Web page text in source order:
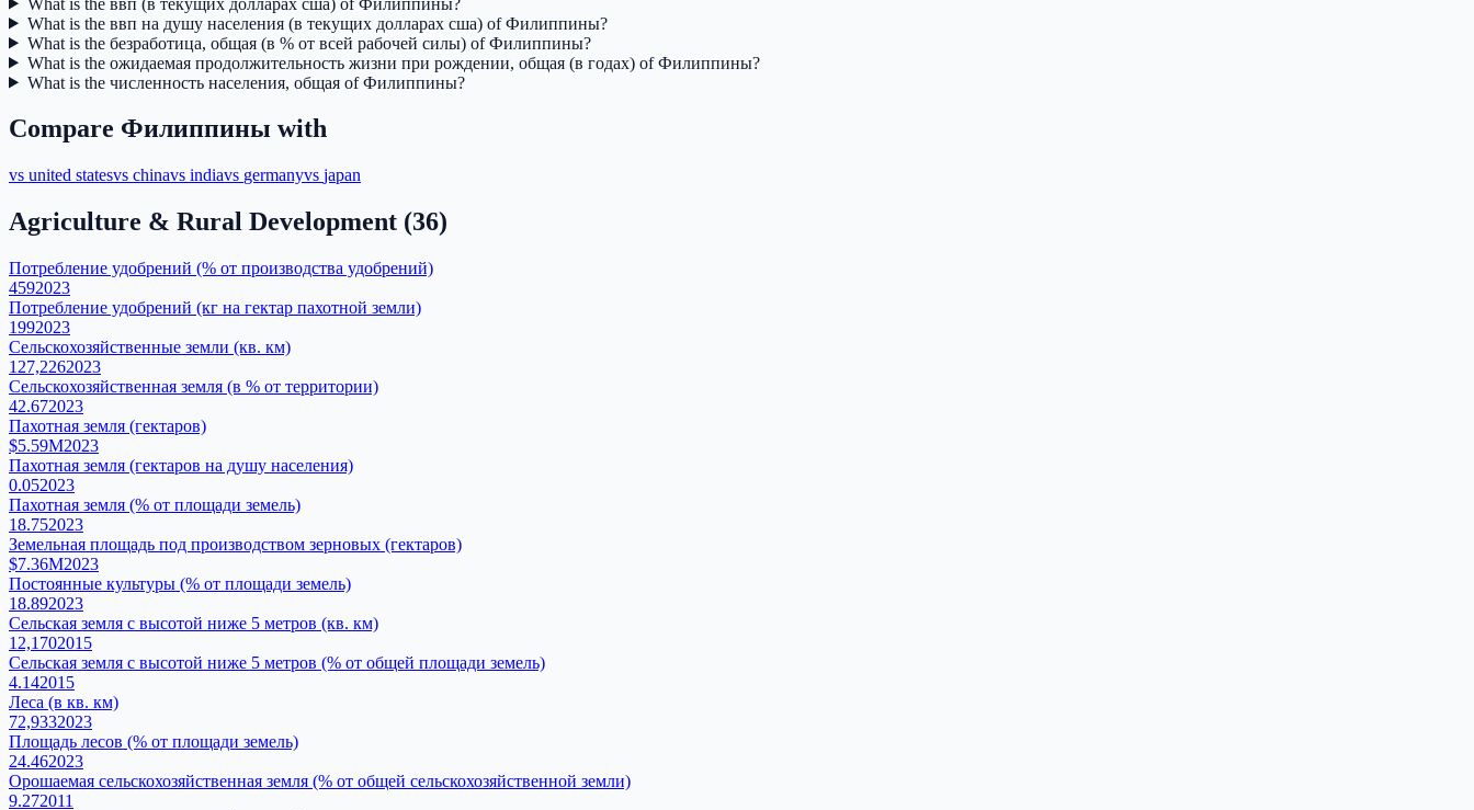
What is the ввп на душу населения (в текущих долларах сша) of Филиппины?
What is the безработица, общая (в % от всей рабочей силы) of Филиппины?
What is the ожидаемая продолжительность жизни при рождении, общая (в годах) of Филиппины?
What is the численность населения, общая of Филиппины?
Compare Филиппины with
vs united statesvs chinavs indiavs germanyvs japan
Agriculture & Rural Development (36)
Потребление удобрений (% от производства удобрений)
4592023
Потребление удобрений (кг на гектар пахотной земли)
1992023
Сельскохозяйственные земли (кв. км)
127,2262023
Сельскохозяйственная земля (в % от территории)
42.672023
Пахотная земля (гектаров)
$5.59M2023
Пахотная земля (гектаров на душу населения)
0.052023
Пахотная земля (% от площади земель)
18.752023
Земельная площадь под производством зерновых (гектаров)
$7.36M2023
Постоянные культуры (% от площади земель)
18.892023
Сельская земля с высотой ниже 5 метров (кв. км)
12,1702015
Сельская земля с высотой ниже 5 метров (% от общей площади земель)
4.142015
Леса (в кв. км)
72,9332023
Площадь лесов (% от площади земель)
24.462023
Орошаемая сельскохозяйственная земля (% от общей сельскохозяйственной земли)
9.272011